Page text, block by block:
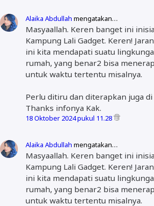
Alaika Abdullah mengatakan…
Masyaallah. Keren banget ini
Kampung Lali Gadget. Keren!
ini kita mendapati suatu
rumah, yang benar2 bisa
untuk waktu tertentu misalnya.
Perlu ditiru dan diterapkan juga
Thanks infonya Kak.
18 Oktober 2024 pukul 11.28
Alaika Abdullah mengatakan…
Masyaallah. Keren banget ini
Kampung Lali Gadget. Keren!
ini kita mendapati suatu
rumah, yang benar2 bisa
untuk waktu tertentu misalnya.